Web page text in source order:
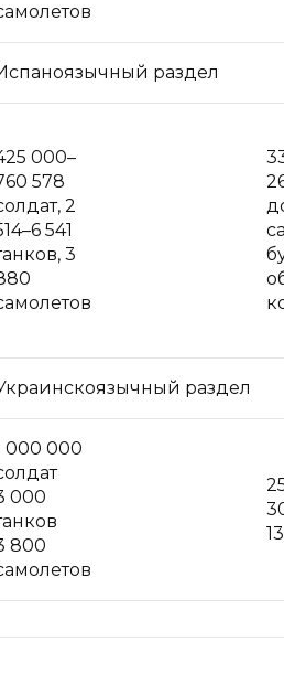
раздел
000–
578
2
541
3
раздел
000 000
000
800